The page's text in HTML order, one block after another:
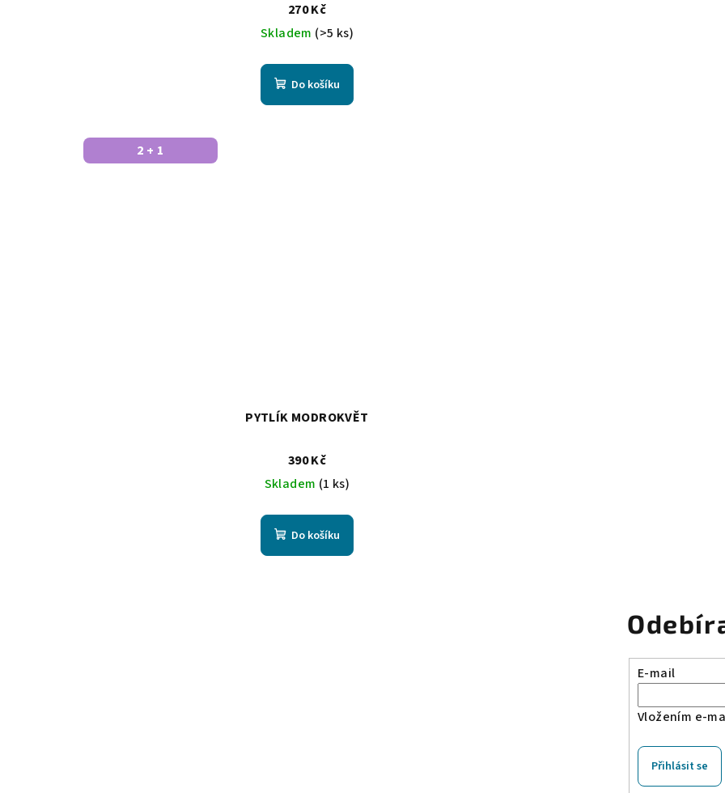
270 Kč
Skladem (>5 ks)
Do košíku
2 + 1
PYTLÍK MODROKVĚT
390 Kč
Skladem (1 ks)
Do košíku
E-mail
Vložením e-
Přihlásit se